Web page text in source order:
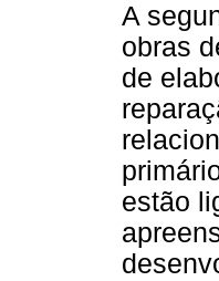
A
obras
de
estão